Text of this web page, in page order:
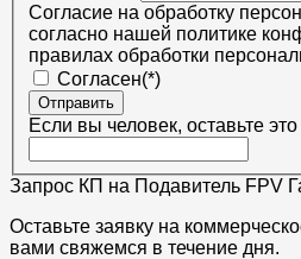
Согласие на обработку
согласно нашей политике
правилах обработки
Согласен(*)
Отправить
Если вы человек, оставьте
Запрос КП на Подавитель FPV
Оставьте заявку на
вами свяжемся в течение дня.